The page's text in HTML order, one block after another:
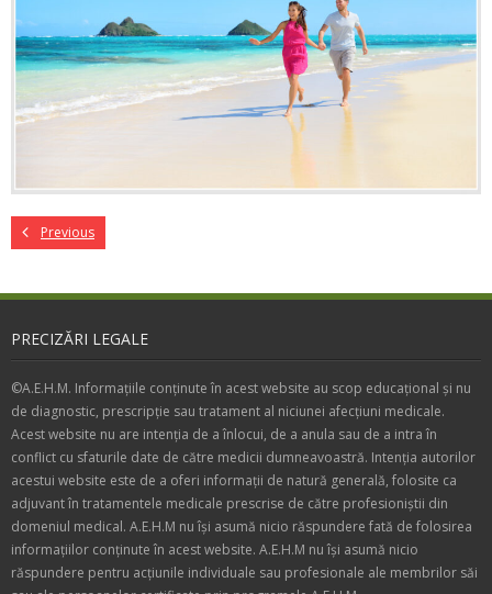
Previous
PRECIZĂRI LEGALE
©A.E.H.M. Informațiile conținute în acest website au scop educațional și nu
de diagnostic, prescripție sau tratament al niciunei afecțiuni medicale.
Acest website nu are intenția de a înlocui, de a anula sau de a intra în
conflict cu sfaturile date de către medicii dumneavoastră. Intenția autorilor
acestui website este de a oferi informații de natură generală, folosite ca
adjuvant în tratamentele medicale prescrise de către profesioniștii din
domeniul medical. A.E.H.M nu își asumă nicio răspundere fată de folosirea
informațiilor conținute în acest website. A.E.H.M nu își asumă nicio
răspundere pentru acțiunile individuale sau profesionale ale membrilor săi